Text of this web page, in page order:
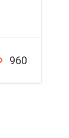
960